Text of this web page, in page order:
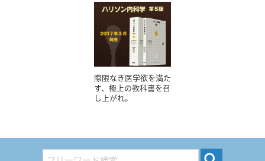
際限なき医学欲を満た
す、極上の教科書を召
し上がれ。